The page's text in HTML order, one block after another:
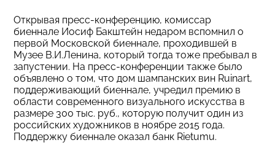
Открывая пресс-конференцию, комиссар
биеннале Иосиф Бакштейн недаром вспомнил о
первой Московской биеннале, проходившей в
Музее В.И.Ленина, который тогда тоже пребывал в
запустении. На пресс-конференции также было
объявлено о том, что дом шампанских вин Ruinart,
поддерживающий биеннале, учредил премию в
области современного визуального искусства в
размере 300 тыс. руб., которую получит один из
российских художников в ноябре 2015 года.
Поддержку биеннале оказал банк Rietumu.